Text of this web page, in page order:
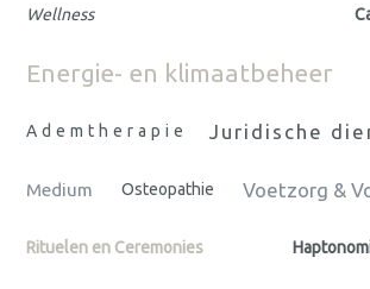
Wellness
Energie- en klimaatbeheer
Ademtherapie Juridische
Medium Osteopathie Voetzorg &
Rituelen en Ceremonies